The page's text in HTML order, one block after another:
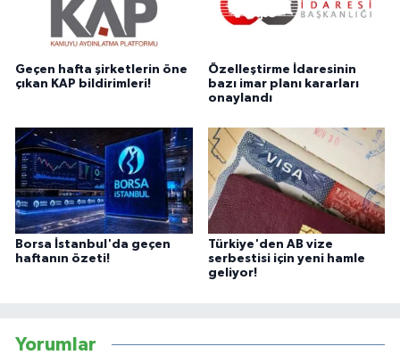
Geçen hafta şirketlerin öne
çıkan KAP bildirimleri!
Özelleştirme İdaresinin
bazı imar planı kararları
onaylandı
Borsa İstanbul'da geçen
haftanın özeti!
Türkiye'den AB vize
serbestisi için yeni hamle
geliyor!
Yorumlar